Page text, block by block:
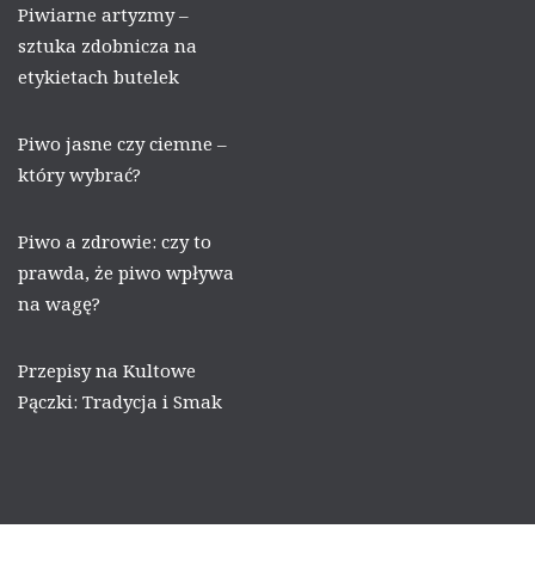
Piwiarne artyzmy –
sztuka zdobnicza na
etykietach butelek
Piwo jasne czy ciemne –
który wybrać?
Piwo a zdrowie: czy to
prawda, że piwo wpływa
na wagę?
Przepisy na Kultowe
Pączki: Tradycja i Smak